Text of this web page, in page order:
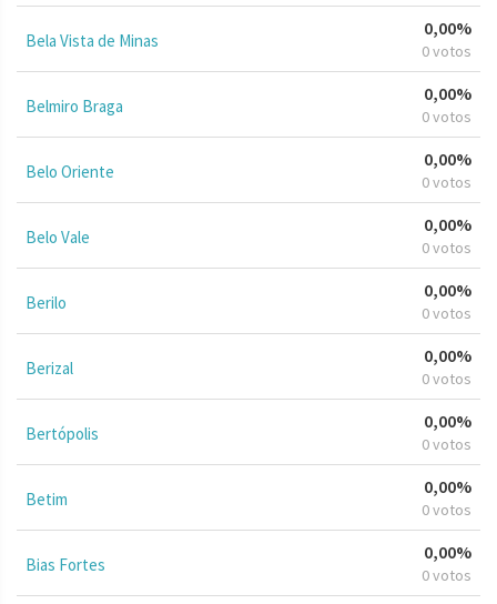
Bela Vista de Minas
0,00%
0 votos
Belmiro Braga
0,00%
0 votos
Belo Oriente
0,00%
0 votos
Belo Vale
0,00%
0 votos
Berilo
0,00%
0 votos
Berizal
0,00%
0 votos
Bertópolis
0,00%
0 votos
Betim
0,00%
0 votos
Bias Fortes
0,00%
0 votos